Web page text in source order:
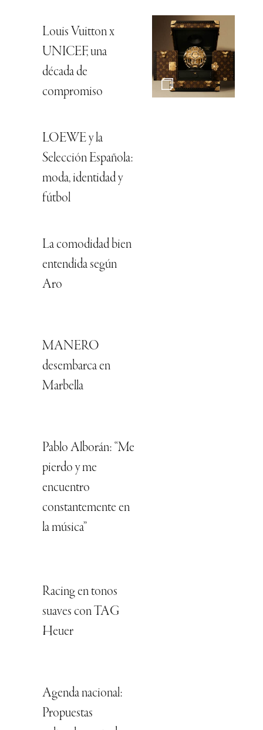
Louis Vuitton x
UNICEF, una
década de
compromiso
LOEWE y la
Selección Española:
moda, identidad y
fútbol
La comodidad bien
entendida según
Aro
MANERO
desembarca en
Marbella
Pablo Alborán: “Me
pierdo y me
encuentro
constantemente en
la música”
Racing en tonos
suaves con TAG
Heuer
Agenda nacional:
Propuestas